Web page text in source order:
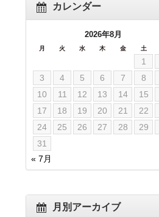
カレンダー
2026年8月
月 火 水 木 金 土
1
3
4 5 6 7 8
10
11 12 13 14 15
17
18 19 20 21 22
24
25 26 27 28 29
31
« 7月
月別アーカイブ